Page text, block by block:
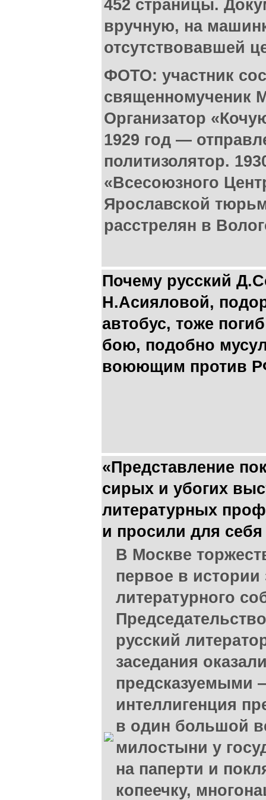
452 страницы.
вручную, на
отсутствовавшей
ФОТО: участник
священномученик
Организатор
1929 год —
политизолятор.
«Всесоюзного
Ярославской
расстрелян в
Почему русский
Н.Асияловой,
автобус, тоже
бою, подобно
воюющим против
«Представление
сирых и убогих
литературных
и просили для себя
В Москве
первое в истории
литературного
русский
заседания
предсказуемыми
интеллигенция
в один большой
милостыни у
на паперти и
копеечку,